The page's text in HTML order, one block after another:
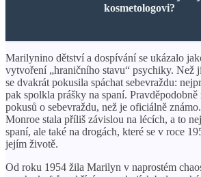
kosmetologovi?
Marilynino dětství a dospívání se ukázalo
vytvoření „hraničního stavu“ psychiky. Než
se dvakrát pokusila spáchat sebevraždu:
pak spolkla prášky na spaní.
pokusů o sebevraždu, než je oficiálně
Monroe stala příliš závislou na lécích, a to
spaní, ale také na drogách, které se v roce
jejím životě.
Od roku 1954 žila Marilyn v naprostém